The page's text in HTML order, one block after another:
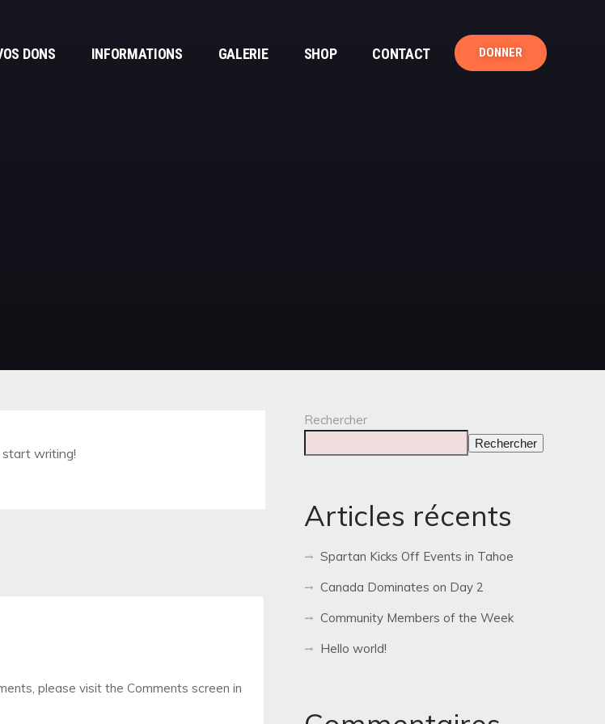
DONNER
DONS INFORMATIONS GALERIE SHOP CONTACT
start writing!
please visit the Comments screen in
Rechercher
Rechercher
Articles récents
Spartan Kicks Off Events in Tahoe
Canada Dominates on Day 2
Community Members of the Week
Hello world!